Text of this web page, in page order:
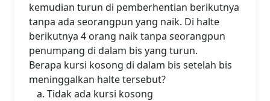
kemudian turun di pemberhentian berikutnya
tanpa ada seorangpun yang naik. Di halte
berikutnya 4 orang naik tanpa seorangpun
penumpang di dalam bis yang turun.
Berapa kursi kosong di dalam bis setelah bis
meninggalkan halte tersebut?
Tidak ada kursi kosong